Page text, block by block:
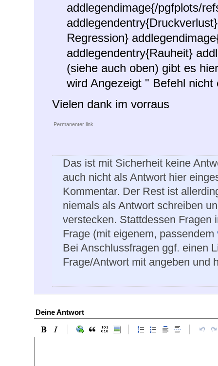
addlegendimage{/pgfplots/
Regression}
addlegendentry{Rauheit}
(siehe auch oben) gibt es
wird Angezeigt " Befehl
Vielen dank im vorraus
Permanenter link
Das ist mit Sicherheit keine
auch nicht als Antwort hier
Kommentar. Der Rest ist
niemals als Antwort schreiben
verstecken. Stattdessen Fragen
Frage (mit eigenem, passendem
Bei Anschlussfragen ggf. einen
Frage/Antwort mit angeben und
Deine Antwort